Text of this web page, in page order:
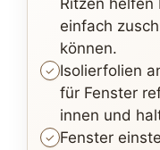
Ritzen helfen
einfach
können.
Isolierfolien
für Fenster
innen und
Fenster